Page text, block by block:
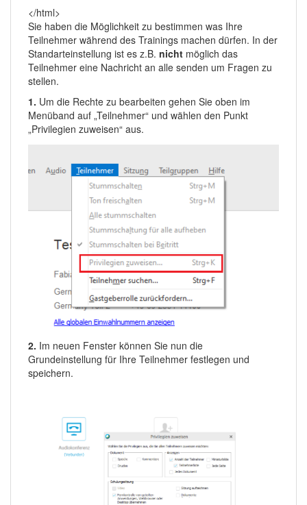
</html>
Sie haben die Möglichkeit zu bestimmen was Ihre
Teilnehmer während des Trainings machen dürfen. In der
Standarteinstellung ist es z.B. nicht möglich das
Teilnehmer eine Nachricht an alle senden um Fragen zu
stellen.
1. Um die Rechte zu bearbeiten gehen Sie oben im
Menüband auf „Teilnehmer“ und wählen den Punkt
„Privilegien zuweisen“ aus.
2. Im neuen Fenster können Sie nun die
Grundeinstellung für Ihre Teilnehmer festlegen und
speichern.